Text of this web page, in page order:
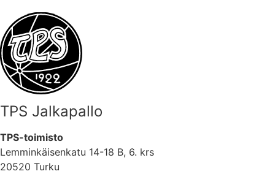
TPS Jalkapallo
TPS-toimisto
Lemminkäisenkatu 14-18 B, 6. krs
20520 Turku